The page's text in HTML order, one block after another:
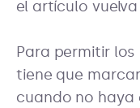
el artículo
Para permitir
tiene que
cuando no haya